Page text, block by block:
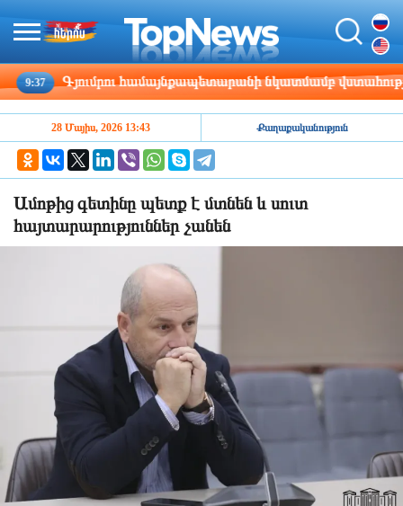
Գյումրու համայնքապետարանի նկատմամբ վստահության
28 Մայիս, 2026 13:43 Քաղաքականություն
Ամոթից գետինը պետք է մտնեն և սուտ
հայտարարություններ չանեն